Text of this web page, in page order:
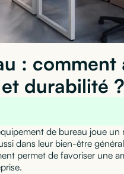
: comment
durabilité ?
de bureau joue
dans leur bien-être
permet de favoriser une